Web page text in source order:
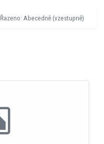
Řazeno: Abecedně (vzestupně)